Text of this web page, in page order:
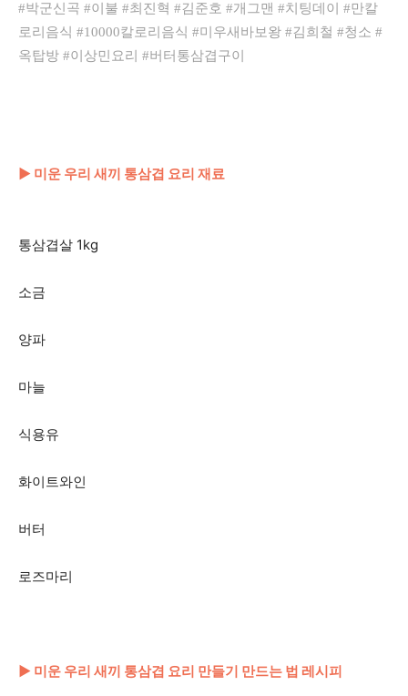
#박군신곡 #이불 #최진혁 #김준호 #개그맨 #치팅데이 #만칼
로리음식 #10000칼로리음식 #미우새바보왕 #김희철 #청소 #
옥탑방 #이상민요리 #버터통삼겹구이
▶ 미운 우리 새끼 통삼겹 요리 재료
통삼겹살 1kg
소금
양파
마늘
식용유
화이트와인
버터
로즈마리
▶ 미운 우리 새끼 통삼겹 요리 만들기 만드는 법 레시피